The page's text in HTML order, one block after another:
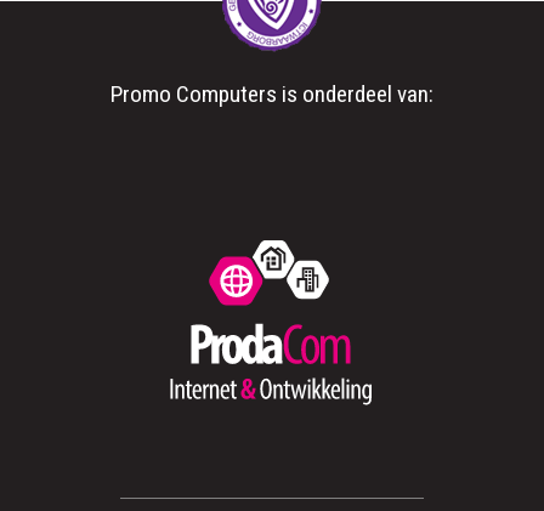
Promo Computers is onderdeel van: